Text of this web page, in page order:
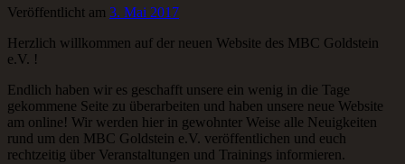
Veröffentlicht am 3. Mai 2017
Herzlich willkommen auf der neuen Website des MBC Goldstein
e.V. !
Endlich haben wir es geschafft unsere ein wenig in die Tage
gekommene Seite zu überarbeiten und haben unsere neue Website
am online! Wir werden hier in gewohnter Weise alle Neuigkeiten
rund um den MBC Goldstein e.V. veröffentlichen und euch
rechtzeitig über Veranstaltungen und Trainings informieren.